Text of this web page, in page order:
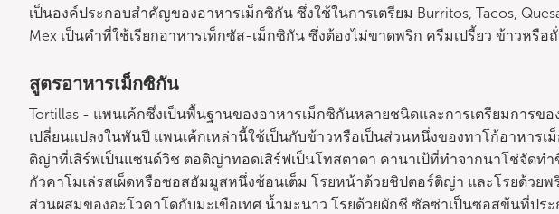
เป็นองค์ประกอบสำคัญของอาหารเม็กซิกัน ซึ่งใช้ในการเตรียม Burritos, Tacos,
Mex เป็นคำที่ใช้เรียกอาหารเท็กซัส-เม็กซิกัน ซึ่งต้องไม่ขาดพริก ครีมเปรี้ยว ข้าวหรือ
สูตรอาหารเม็กซิกัน
Tortillas - แพนเค้กซึ่งเป็นพื้นฐานของอาหารเม็กซิกันหลายชนิดและการเตรียมการขอ
เปลี่ยนแปลงในพันปี แพนเค้กเหล่านี้ใช้เป็นกับข้าวหรือเป็นส่วนหนึ่งของทาโก้อาหารเ
ติญ่าที่เสิร์ฟเป็นแซนด์วิช ตอติญ่าทอดเสิร์ฟเป็นโทสตาดา คานาเป้ที่ทำจากนาโช่จัดทำ
กัวคาโมเล่รสเผ็ดหรือซอสฮัมมูสหนึ่งช้อนเต็ม โรยหน้าด้วยชิปตอร์ติญ่า และโรยด้วยพ
ส่วนผสมของอะโวคาโดกับมะเขือเทศ น้ำมะนาว โรยด้วยผักชี ซัลซ่าเป็นซอสข้นที่ปร